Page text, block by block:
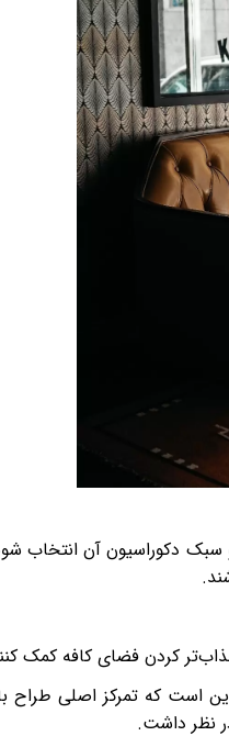
دکوراسیون آن انتخاب
کردن فضای کافه کمک
است که تمرکز اصلی طراح
نظر داشت.